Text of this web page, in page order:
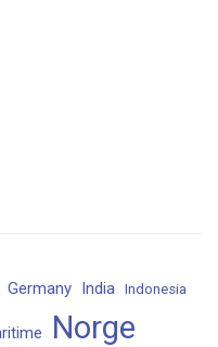
Germany India Indonesia
Norge